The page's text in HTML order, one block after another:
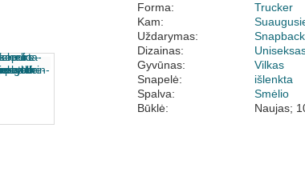
Forma:
Trucker
Kam:
Uždarymas:
Snapback
Dizainas:
Gyvūnas:
Vilkas
Snapelė:
išlenkta
Spalva:
Smėlio
Būklė:
Naujas;